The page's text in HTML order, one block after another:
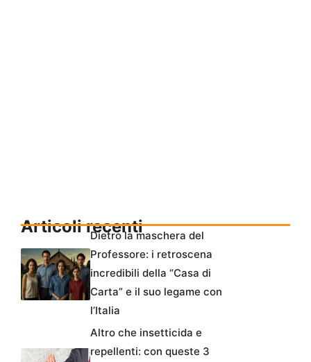
Articoli recentiDietro la maschera del
Professore: i retroscena
incredibili della “Casa di
Carta” e il suo legame con
l’Italia
Altro che insetticida e
repellenti: con queste 3